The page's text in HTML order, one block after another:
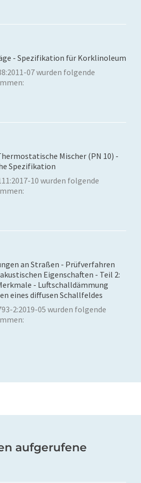
- Spezifikation für Korklinoleum
07 wurden folgende
Mischer (PN 10) -
Spezifikation
10 wurden folgende
an Straßen - Prüfverfahren
Eigenschaften - Teil 2:
- Luftschalldämmung
eines diffusen Schallfeldes
2:2019-05 wurden folgende
aufgerufene